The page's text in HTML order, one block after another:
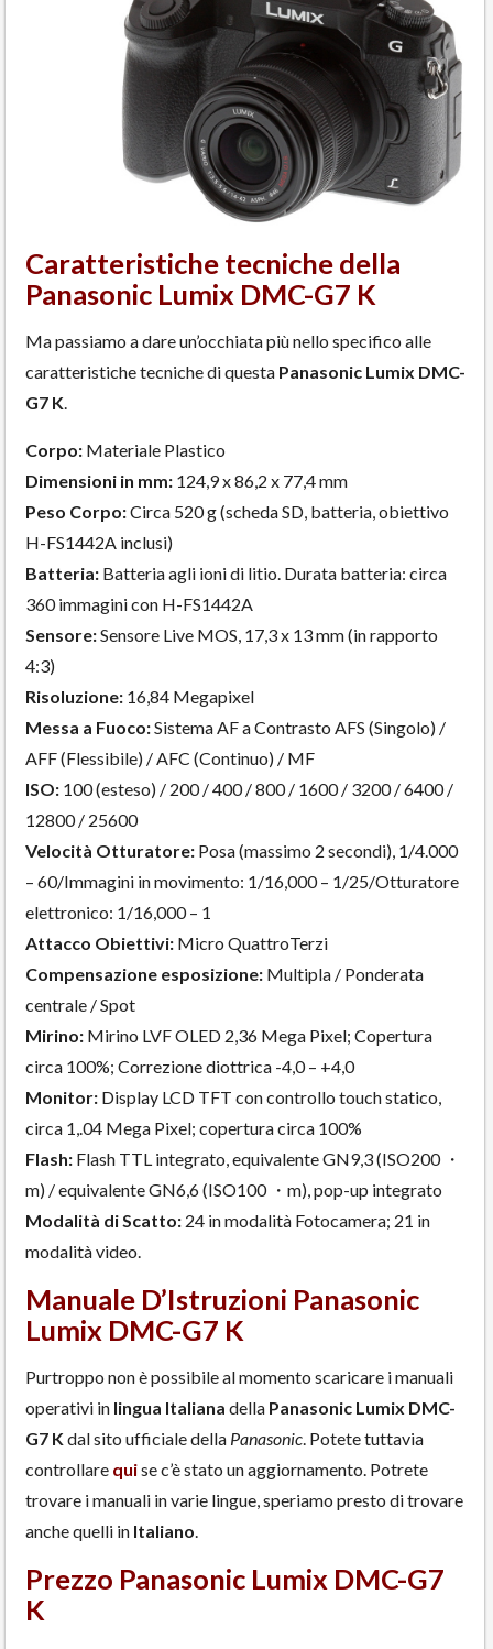
Caratteristiche tecniche della
Panasonic Lumix DMC-G7 K
Ma passiamo a dare un’occhiata più nello specifico alle
caratteristiche tecniche di questa Panasonic Lumix DMC-
G7 K.
Corpo: Materiale Plastico
Dimensioni in mm: 124,9 x 86,2 x 77,4 mm
Peso Corpo:Circa 520 g (scheda SD, batteria, obiettivo
H-FS1442A inclusi)
Batteria: Batteria agli ioni di litio. Durata batteria: circa
360 immagini con H-FS1442A
Sensore:Sensore Live MOS, 17,3 x 13 mm (in rapporto
4:3)
Risoluzione: 16,84 Megapixel
Messa a Fuoco:Sistema AF a Contrasto AFS (Singolo) /
AFF (Flessibile) / AFC (Continuo) / MF
ISO: 100 (esteso) / 200 / 400 / 800 / 1600 / 3200 / 6400 /
12800 / 25600
Velocità Otturatore: Posa (massimo 2 secondi), 1/4.000
– 60/Immagini in movimento: 1/16,000 – 1/25/Otturatore
elettronico: 1/16,000 – 1
Attacco Obiettivi: Micro QuattroTerzi
Compensazione esposizione: Multipla / Ponderata
centrale / Spot
Mirino: Mirino LVF OLED 2,36 Mega Pixel; Copertura
circa 100%; Correzione diottrica -4,0 – +4,0
Monitor: Display LCD TFT con controllo touch statico,
circa 1,.04 Mega Pixel; copertura circa 100%
Flash: Flash TTL integrato, equivalente GN9,3 (ISO200 ・
m) / equivalente GN6,6 (ISO100 ・m), pop-up integrato
Modalità di Scatto: 24 in modalità Fotocamera; 21 in
modalità video.
Manuale D’Istruzioni Panasonic
Lumix DMC-G7 K
Purtroppo non è possibile al momento scaricare i manuali
operativi in lingua Italiana della Panasonic Lumix DMC-
G7 Kdal sito ufficiale della Panasonic. Potete tuttavia
controllare quise c’è stato un aggiornamento. Potrete
trovare i manuali in varie lingue, speriamo presto di trovare
anche quelli in Italiano.
Prezzo Panasonic Lumix DMC-G7
K